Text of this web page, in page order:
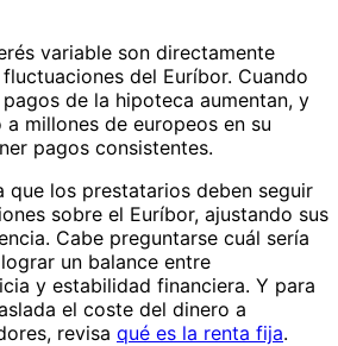
variable son directamente
del Euríbor. Cuando
de la hipoteca aumentan, y
millones de europeos en su
pagos consistentes.
que los prestatarios deben seguir
sobre el Euríbor, ajustando sus
Cabe preguntarse cuál sería
un balance entre
y estabilidad financiera. Y para
el coste del dinero a
revisa qué es la renta fija.